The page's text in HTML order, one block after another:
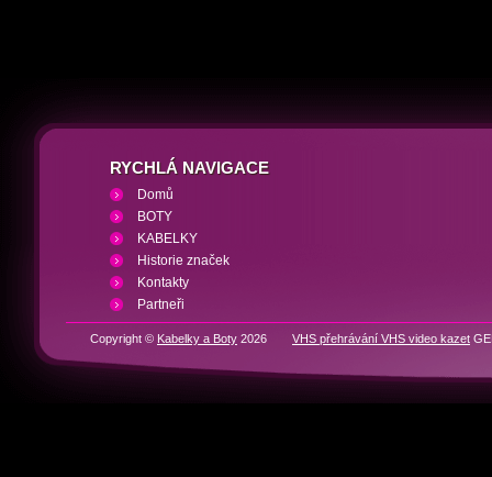
RYCHLÁ NAVIGACE
Domů
BOTY
KABELKY
Historie značek
Kontakty
Partneři
Copyright © Kabelky a Boty 2026 VHS přehrávání VHS video kazet